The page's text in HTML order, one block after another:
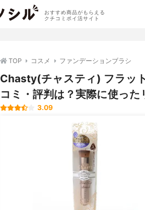
おすすめ商品がもらえる
クチコミポイ活サイト
TOP コスメ ファンデーションブラシ
Chasty(チャスティ) フラッ
コミ・評判は？実際に使っ
3.09